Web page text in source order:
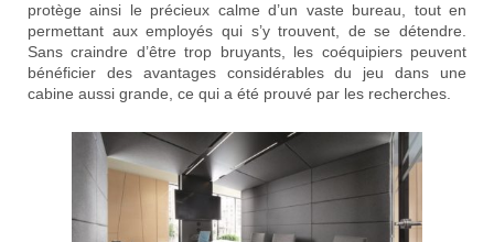
protège ainsi le précieux calme d’un vaste bureau, tout en
permettant aux employés qui s’y trouvent, de se détendre.
Sans craindre d’être trop bruyants, les coéquipiers peuvent
bénéficier des avantages considérables du jeu dans une
cabine aussi grande, ce qui a été prouvé par les recherches.